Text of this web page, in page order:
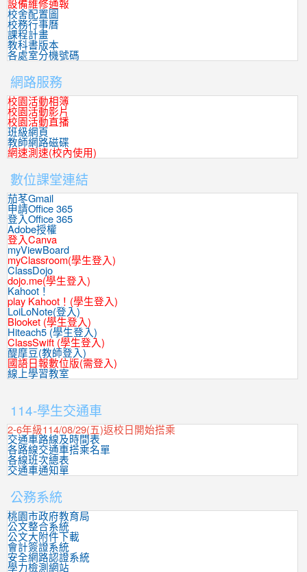
設備維修通報
校舍配置圖
校務行事曆
課程計畫
教科書版本
各處室分機號碼
網路服務
校園活動相簿
校園活動影片
校園活動直播
班級網頁
教師網路磁碟
網速測速(校內使用)
數位課堂連結
茄苳Gmail
申請Office 365
登入Office 365
Adobe授權
登入Canva
myViewBoard
myClassroom(學生登入)
ClassDojo
dojo.me(學生登入)
Kahoot！
play Kahoot！(學生登入)
LoiLoNote(登入)
Blooket (學生登入)
Hiteach5 (學生登入)
ClassSwift (學生登入)
醍摩豆(教師登入)
國語日報數位版(需登入)
線上學習教室
114-學生交通車
2-6年級114/08/29(五)返校日開始搭乘
交通車路線及時間表
各路線交通車搭乘名單
各線班次總表
交通車通知單
公務系統
桃園市政府教育局
公文整合系統
公文大附件下載
會計簽證系統
安全網路認證系統
學力檢測網站